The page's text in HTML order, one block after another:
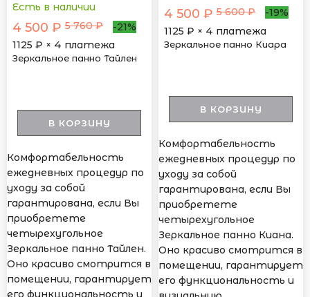
Есть в наличии
4 500 ₽ 5 760 ₽
-21%
1125 ₽ × 4 платежа
Зеркальное панно Тайлен
В КОРЗИНУ
Комфортабельность
ежедневных процедур по
уходу за собой
гарантирована, если Вы
приобретете
четырехугольное
Зеркальное панно Тайлен.
Оно красиво смотрится в
помещении, гарантирует
его функциональность и
4 500 ₽ 5 600 ₽
-19%
1125 ₽ × 4 платежа
Зеркальное панно Киара
В КОРЗИНУ
Комфортабельность
ежедневных процедур по
уходу за собой
гарантирована, если Вы
приобретете
четырехугольное
Зеркальное панно Киана.
Оно красиво смотрится в
помещении, гарантирует
его функциональность и